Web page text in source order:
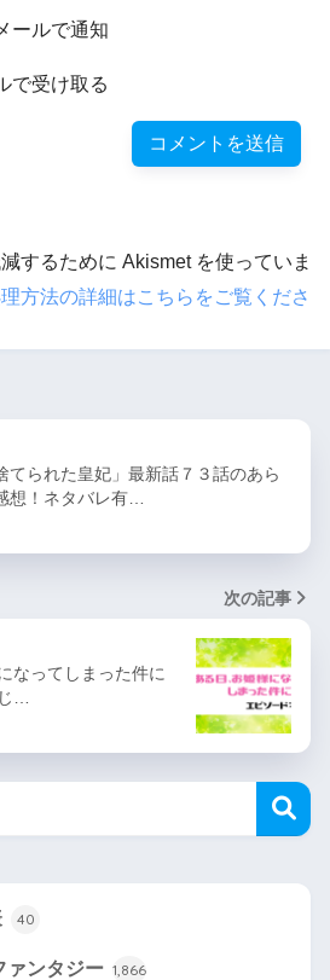
ールで通知
で受け取る
するために Akismet を使っていま
方法の詳細はこちらをご覧くださ
てられた皇妃」最新話７３話のあら
想！ネタバレ有…
次の記事
なってしまった件に
…
40
ァンタジー 1,866